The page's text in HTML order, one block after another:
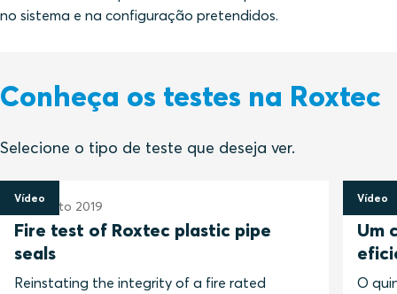
no sistema e na configuração pretendidos.
Conheça os testes na Roxtec
Selecione o tipo de teste que deseja ver.
Vídeo
16 agosto 2019
Fire test of Roxtec plastic pipe
seals
Reinstating the integrity of a fire rated
Vídeo
19
Um
O